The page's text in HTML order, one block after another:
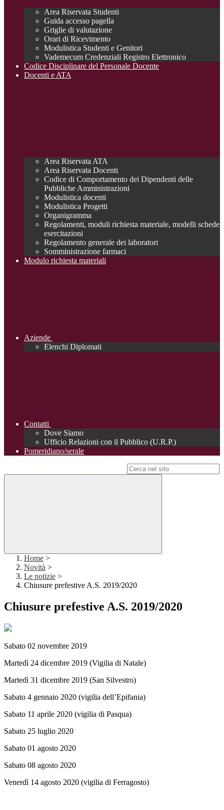
Area Riservata Studenti
Guida accesso pagella
Griglie di valutazione
Orari di Ricevimento
Modulistica Studenti e Genitori
Vademecum Credenziali Registro Elettronico
Codice Disciplinare del Personale Docente
Docenti e ATA
Area Riservata ATA
Area Riservata Docenti
Codice di Comportamento dei Dipendenti delle
Pubbliche Amministrazioni
Modulistica docenti
Modulistica Progetti
Organigramma
Regolamenti, moduli richiesta materiale, modelli schede
esercitazioni
Regolamento generale dei laboratori
Somministrazione farmaci
Modulo richiesta materiali
Aziende
Elenchi Diplomati
Contatti
Dove Siamo
Ufficio Relazioni con il Pubblico (U.R.P.)
Pomeridiano/serale
Home >
Novità >
Le notizie >
Chiusure prefestive A.S. 2019/2020
Chiusure prefestive A.S. 2019/2020
Sabato 02 novembre 2019
Martedì 24 dicembre 2019 (Vigilia di Natale)
Martedì 31 dicembre 2019 (San Silvestro)
Sabato 4 gennaio 2020 (vigilia dell’Epifania)
Sabato 11 aprile 2020 (vigilia di Pasqua)
Sabato 25 luglio 2020
Sabato 01 agosto 2020
Sabato 08 agosto 2020
Venerdì 14 agosto 2020 (vigilia di Ferragosto)